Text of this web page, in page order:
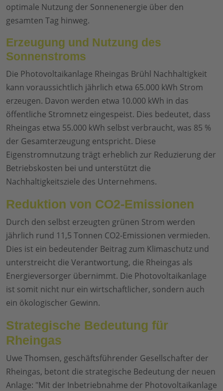
optimale Nutzung der Sonnenenergie über den
gesamten Tag hinweg.
Erzeugung und Nutzung des
Sonnenstroms
Die Photovoltaikanlage Rheingas Brühl Nachhaltigkeit
kann voraussichtlich jährlich etwa 65.000 kWh Strom
erzeugen. Davon werden etwa 10.000 kWh in das
öffentliche Stromnetz eingespeist. Dies bedeutet, dass
Rheingas etwa 55.000 kWh selbst verbraucht, was 85 %
der Gesamterzeugung entspricht. Diese
Eigenstromnutzung trägt erheblich zur Reduzierung der
Betriebskosten bei und unterstützt die
Nachhaltigkeitsziele des Unternehmens.
Reduktion von CO2-Emissionen
Durch den selbst erzeugten grünen Strom werden
jährlich rund 11,5 Tonnen CO2-Emissionen vermieden.
Dies ist ein bedeutender Beitrag zum Klimaschutz und
unterstreicht die Verantwortung, die Rheingas als
Energieversorger übernimmt. Die Photovoltaikanlage
ist somit nicht nur ein wirtschaftlicher, sondern auch
ein ökologischer Gewinn.
Strategische Bedeutung für
Rheingas
Uwe Thomsen, geschäftsführender Gesellschafter der
Rheingas, betont die strategische Bedeutung der neuen
Anlage: "Mit der Inbetriebnahme der Photovoltaikanlage